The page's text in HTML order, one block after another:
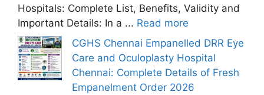
Hospitals: Complete List, Benefits, Validity and
Important Details: In a ... Read more
CGHS Chennai Empanelled DRR Eye
Care and Oculoplasty Hospital
Chennai: Complete Details of Fresh
Empanelment Order 2026